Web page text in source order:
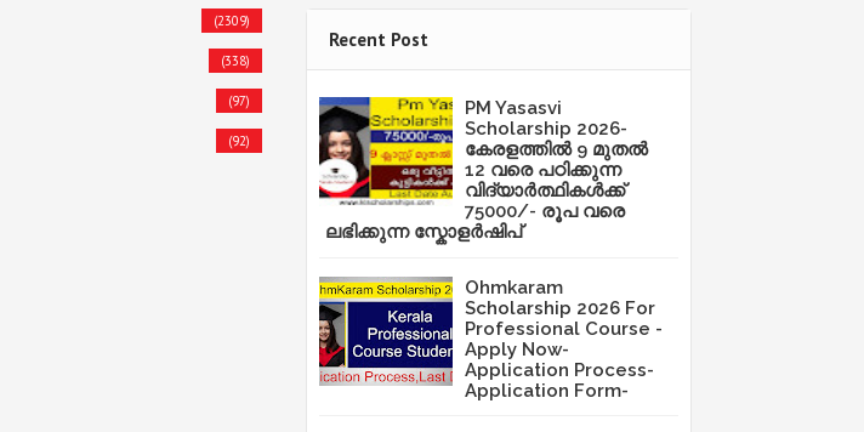
(2309)
(338)
(97)
(92)
Recent Post
PM Yasasvi
Scholarship 2026-
കേരളത്തിൽ 9 മുതൽ
12 വരെ പഠിക്കുന്ന
വിദ്യാർത്ഥികൾക്ക്
75000/- രൂപ വരെ
ലഭിക്കുന്ന സ്കോളർഷിപ്
Ohmkaram
Scholarship 2026 For
Professional Course -
Apply Now-
Application Process-
Application Form-